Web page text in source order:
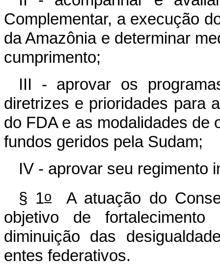
Complementar, a execução
da Amazônia e determinar
cumprimento;
III - aprovar os
diretrizes e prioridades para
do FDA e as modalidades de
fundos geridos pela Sudam;
IV - aprovar seu regimento
§ 1oA atuação do
objetivo de
diminuição das
entes federativos.